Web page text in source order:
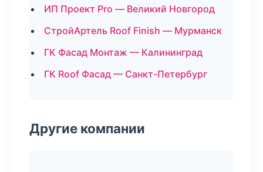
ИП Проект Pro — Великий Новгород
СтройАртель Roof Finish — Мурманск
ГК Фасад Монтаж — Калининград
ГК Roof Фасад — Санкт-Петербург
Другие компании